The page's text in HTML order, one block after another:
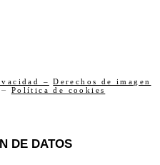
–
Derechos de imagen
– Política de cookies
DE DATOS